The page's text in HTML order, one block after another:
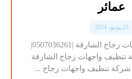
عمائر
23 يونيو، 2024
شركة تنظيف واجهات زجاج الشارقة |0507036261|
تنظيف واجهات زجاج الشارقة
شركة تنظيف واجهات زجاج ...